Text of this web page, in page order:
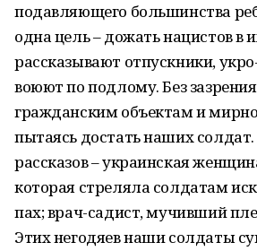
подавляющего большинства
одна цель – дожать нацистов в
рассказывают отпускники,
воюют по подлому. Без
гражданским объектам и
пытаясь достать наших
рассказов – украинская
которая стреляла солдатам
пах; врач-садист, мучивший
Этих негодяев наши солдаты